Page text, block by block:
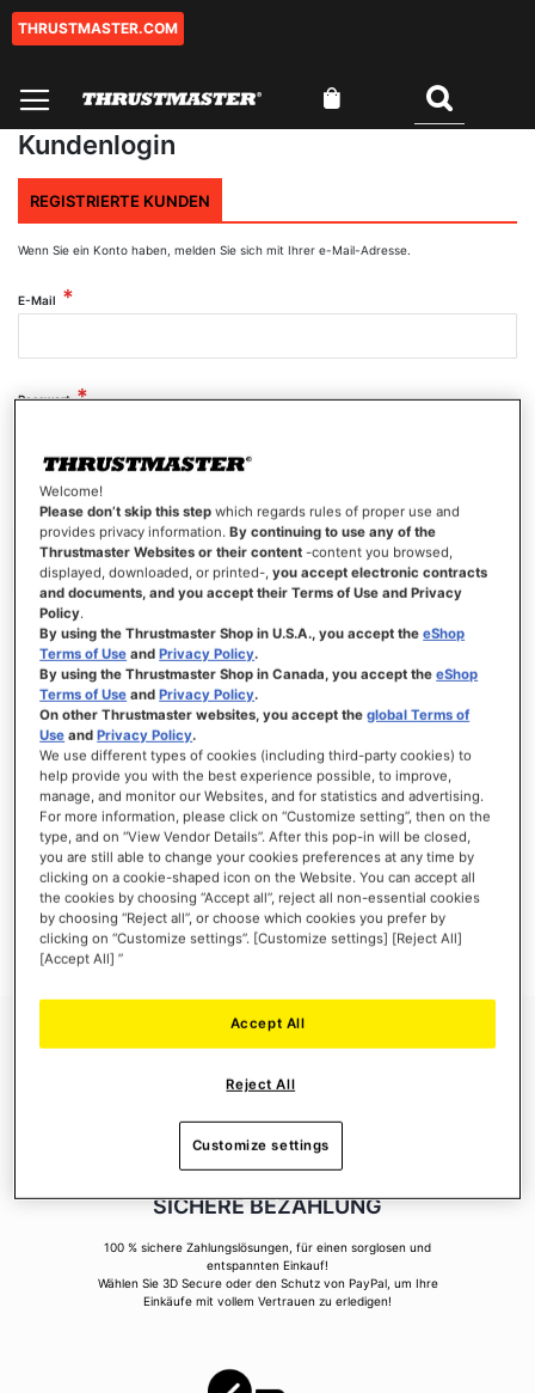
Zum
THRUSTMASTER.COM
Mein Warenkorb
Kundenlogin
REGISTRIERTE KUNDEN
Wenn Sie ein Konto haben, melden Sie sich mit Ihrer e-Mail-Adresse.
E-Mail
Passwort
Passwort anzeigen
ANMELDEN
Passwort vergessen?
NEUE KUNDEN
Ihre Anmeldung hat viele Vorteile: schnellerer Bestellvorgang, speichern von mehreren
Adressen, Sendungsverfolgung und vieles mehr.
EIN KONTO ERSTELLEN
SICHERE BEZAHLUNG
100 % sichere Zahlungslösungen, für einen sorglosen und
entspannten Einkauf!
Wählen Sie 3D Secure oder den Schutz von PayPal, um Ihre
Einkäufe mit vollem Vertrauen zu erledigen!
Welcome!
Please don’t skip this step which regards rules of proper use and
provides privacy information.By continuing to use any of the
Thrustmaster Websites or their content -content you browsed,
displayed, downloaded, or printed-,you accept electronic contracts
and documents, and you accept their Terms of Use and Privacy
Policy.
By using the Thrustmaster Shop in U.S.A., you accept theeShop
Terms of Use andPrivacy Policy.
By using the Thrustmaster Shop in Canada, you accept theeShop
Terms of Use andPrivacy Policy.
On other Thrustmaster websites, you accept theglobal Terms of
Use andPrivacy Policy.
We use different types of cookies (including third-party cookies) to
help provide you with the best experience possible, to improve,
manage, and monitor our Websites, and for statistics and advertising.
For more information, please click on “Customize setting”, then on the
type, and on “View Vendor Details”. After this pop-in will be closed,
you are still able to change your cookies preferences at any time by
clicking on a cookie-shaped icon on the Website. You can accept all
the cookies by choosing “Accept all”, reject all non-essential cookies
by choosing “Reject all”, or choose which cookies you prefer by
clicking on “Customize settings”. [Customize settings] [Reject All]
[Accept All] ”
Reject All
Accept All
Customize settings